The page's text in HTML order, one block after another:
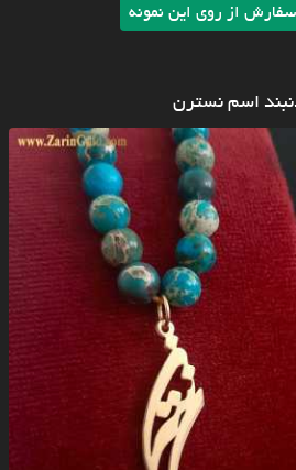
از روی این نمونه
اسم نسترن